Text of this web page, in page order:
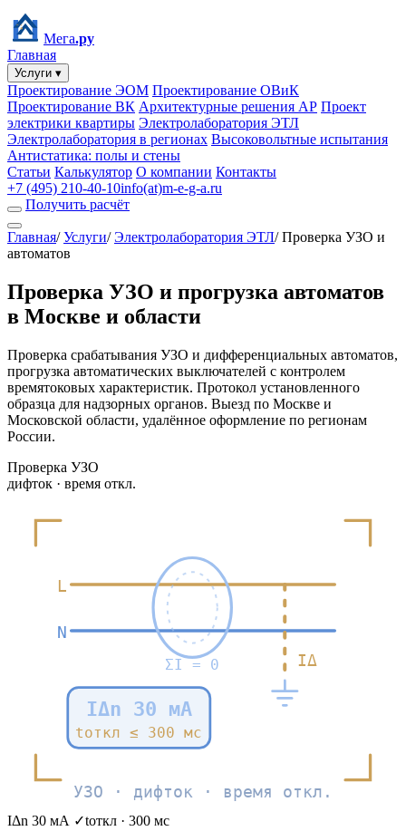
Мега.ру
Главная
Услуги ▾
Проектирование ЭОМ Проектирование ОВиК
Проектирование ВК Архитектурные решения АР Проект
электрики квартиры Электролаборатория ЭТЛ
Электролаборатория в регионах Высоковольтные испытания
Антистатика: полы и стены
Статьи Калькулятор О компании Контакты
+7 (495) 210-40-10info(at)m-e-g-a.ru
Получить расчёт
Главная/ Услуги/ Электролаборатория ЭТЛ/Проверка УЗО и
автоматов
Проверка УЗО и прогрузка автоматов
в Москве и области
Проверка срабатывания УЗО и дифференциальных автоматов,
прогрузка автоматических выключателей с контролем
времятоковых характеристик. Протокол установленного
образца для надзорных органов. Выезд по Москве и
Московской области, удалённое оформление по регионам
России.
Проверка УЗО
дифток · время откл.
L
N
ΣI = 0 IΔ
IΔn 30 мА
tоткл ≤ 300 мс
УЗО · дифток · время откл.
IΔn 30 мА ✓tоткл · 300 мс